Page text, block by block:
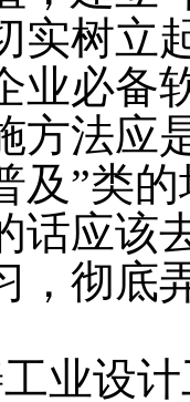
实树立
业必备
方法应
及”类
话应该
，彻底
设计